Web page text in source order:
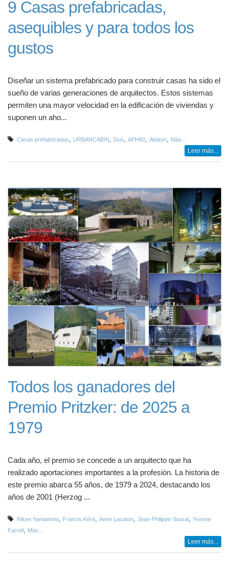
9 Casas prefabricadas,
asequibles y para todos los
gustos
Diseñar un sistema prefabricado para construir casas ha sido el
sueño de varias generaciones de arquitectos. Estos sistemas
permiten una mayor velocidad en la edificación de viviendas y
suponen un aho...
Casas prefabricadas URBANCABIN Dus APH80 Abaton Más...
Leer más...
Todos los ganadores del
Premio Pritzker: de 2025 a
1979
Cada año, el premio se concede a un arquitecto que ha
realizado aportaciones importantes a la profesión. La historia de
este premio abarca 55 años, de 1979 a 2024, destacando los
años de 2001 (Herzog ...
Riken Yamamoto Francis Kéré Anne Lacaton Jean-Philippe Vassal
Yvonne
Farrell
Más...
Leer más...